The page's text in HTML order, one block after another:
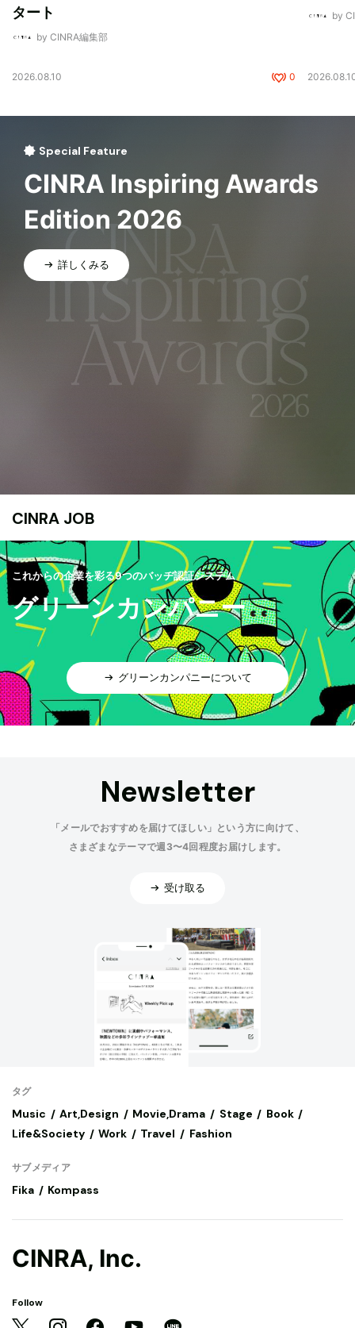
タート
by CINRA編集部
2026.08.10 0
by
Special Feature
CINRA Inspiring Awards
Edition 2026
詳しくみる
CINRA JOB
これからの企業を彩る9つのバッヂ認証システム
グリーンカンパニー
グリーンカンパニーについて
Newsletter
「メールでおすすめを届けてほしい」という方に向けて、
さまざまなテーマで週3〜4回程度お届けします。
受け取る
タグ
Music Art,Design Movie,Drama Stage
Book
Life&Society
Work Travel Fashion
サブメディア
Fika Kompass
CINRA, Inc.
Follow